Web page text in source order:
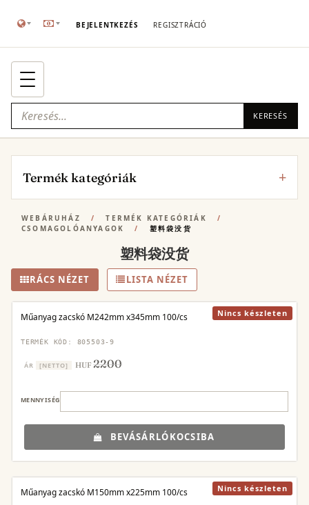
BEJELENTKEZÉS REGISZTRÁCIÓ
KERESÉS
Termék kategóriák
WEBÁRUHÁZ / TERMÉK KATEGÓRIÁK
/
CSOMAGOLÓANYAGOK
/ 塑料袋没货
塑料袋没货
RÁCS NÉZET LISTA NÉZET
Nincs készleten
Műanyag zacskó M242mm x345mm 100/cs
TERMÉK KÓD: 805503-9
ÁR [NETTO] HUF2200
MENNYISÉG
BEVÁSÁRLÓKOCSIBA
Nincs készleten
Műanyag zacskó M150mm x225mm 100/cs